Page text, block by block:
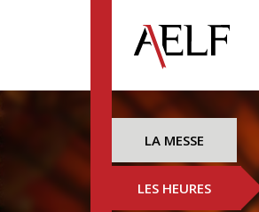
LA MESSE
LES HEURES